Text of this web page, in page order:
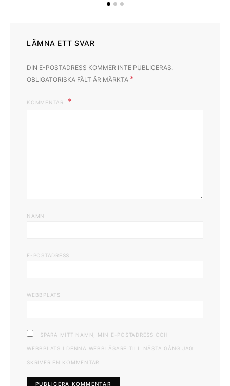
LÄMNA ETT SVAR
DIN E-POSTADRESS KOMMER INTE PUBLICERAS.
OBLIGATORISKA FÄLT ÄR MÄRKTA *
KOMMENTAR
NAMN
E-POSTADRESS
WEBBPLATS
SPARA MITT NAMN, MIN E-POSTADRESS OCH
WEBBPLATS I DENNA WEBBLÄSARE TILL NÄSTA GÅNG JAG
SKRIVER EN KOMMENTAR.